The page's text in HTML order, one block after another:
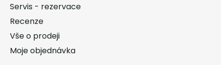
Servis - rezervace
Recenze
Vše o prodeji
Moje objednávka